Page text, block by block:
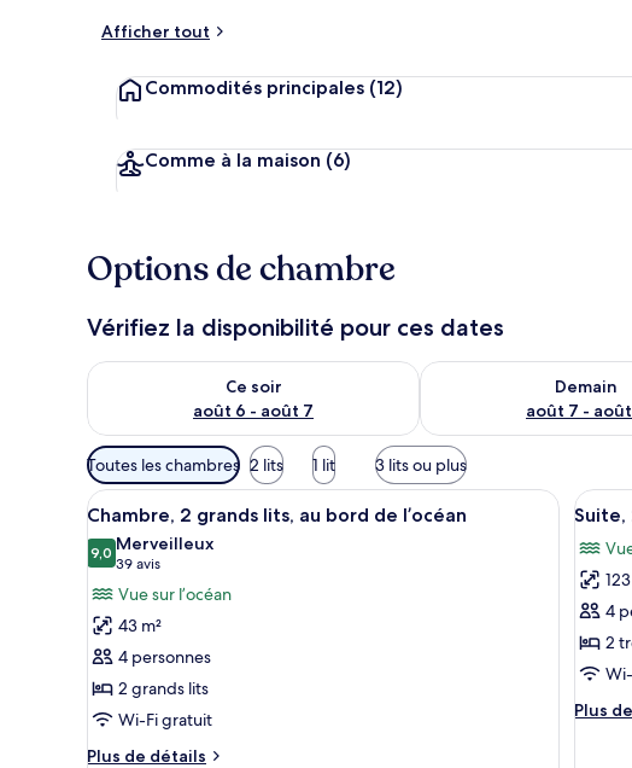
Afficher tout
Commodités principales (12)
Comme à la maison (6)
Options de chambre
Vérifiez la disponibilité pour ces dates
Ce soir
août 6 - août 7
Vérifier la disponibilité pour ce soir août 6 - août 7
Demain
août 7 -
Vérifier la disponibilité
Filtres
disponibles
pour
les
chambres
Toutes les chambres 2 lits 1 lit 3 lits ou plus
Afficher
toutes
les
photos
pour
ce
type
de
chambre :
Chambre,
Une chambre d’hôtel avec deux lits, une
10
Chambre, 2 grands lits, au bord de l’océan
9,09,0 sur 10
Merveilleux
39 avis
(39 avis)
Vue sur l’océan
43 m²
4 personnes
2 grands lits
Wi-Fi gratuit
Plus de détails
Plus
les
pour
ce
type
13
Suite,
4
2
Plus
Plus